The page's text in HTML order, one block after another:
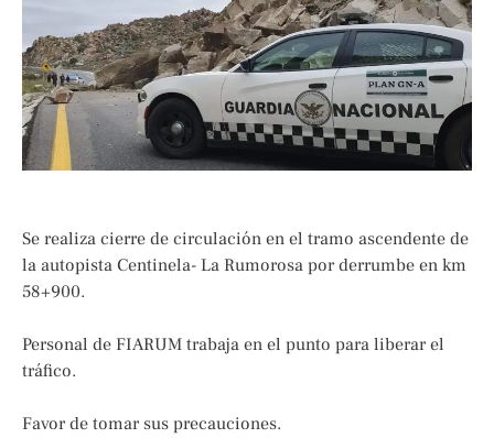
Se realiza cierre de circulación en el tramo ascendente de
la autopista Centinela- La Rumorosa por derrumbe en km
58+900.
Personal de FIARUM trabaja en el punto para liberar el
tráfico.
Favor de tomar sus precauciones.